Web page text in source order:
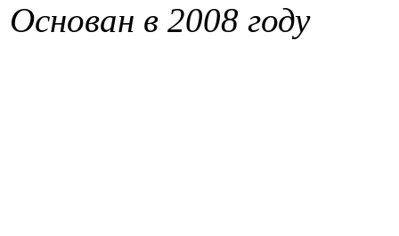
Основан в 2008 году